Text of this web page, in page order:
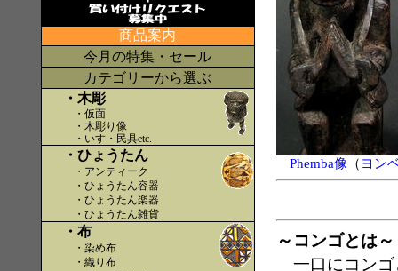
商品案内
今月の特集・セール
カテゴリーから選ぶ
・木彫
・仮面
・木彫り像
・いす・民具etc.
・ひょうたん
・アンティーク
・ひょうたん容器
・ひょうたん楽器
・ひょうたん雑貨
・布
・染め布
・織り布
Phemba像 （ ヨン
～コンゴとは～
一口にコンゴ